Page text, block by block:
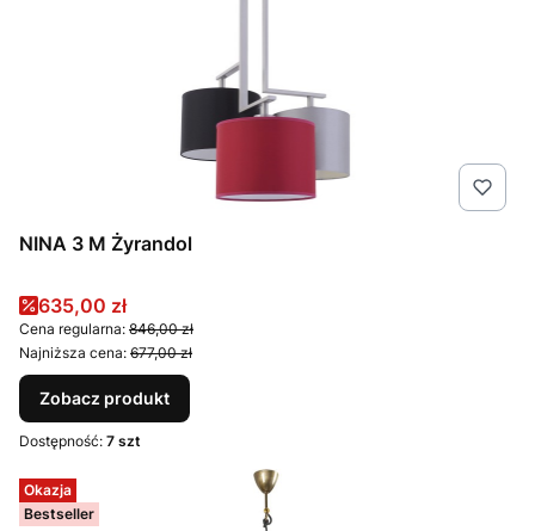
NINA 3 M Żyrandol
Cena promocyjna
635,00 zł
Cena regularna: 846,00 zł
Najniższa cena: 677,00 zł
Zobacz produkt
Dostępność: 7 szt
Okazja
Bestseller